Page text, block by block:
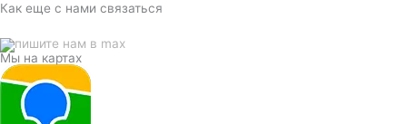
Как еще с нами связаться
Мы на картах